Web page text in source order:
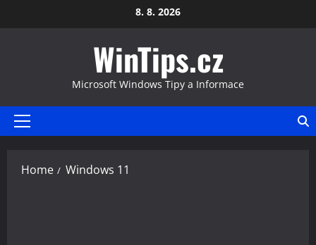
to
8. 8. 2026
WinTips.cz
Microsoft Windows Tipy a Informace
Primary
Home Windows 11